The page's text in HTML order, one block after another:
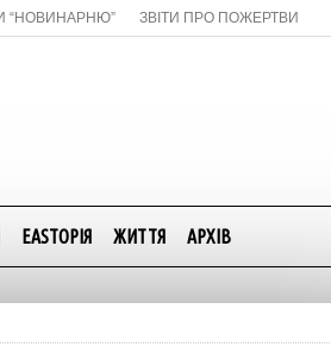
“НОВИНАРНЮ” ЗВІТИ ПРО ПОЖЕРТВИ
EASTОРІЯ ЖИТТЯ АРХІВ